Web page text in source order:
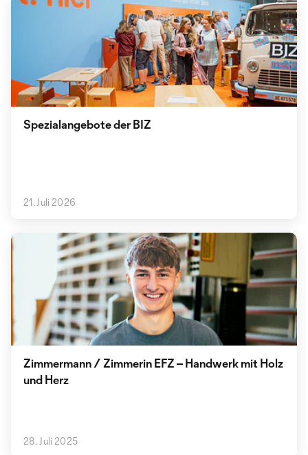
Spezialangebote der BIZ
21. Juli 2026
Zimmermann / Zimmerin EFZ – Handwerk mit Holz
und Herz
28. Juli 2025